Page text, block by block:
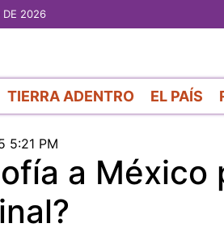
DE 2026
TIERRA ADENTRO EL PAÍS
5:21 PM
a